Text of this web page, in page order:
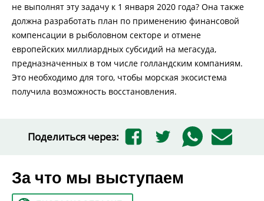
не выполнят эту задачу к 1 января 2020 года? Она также
должна разработать план по применению финансовой
компенсации в рыболовном секторе и отмене
европейских миллиардных субсидий на мегасуда,
предназначенных в том числе голландским компаниям.
Это необходимо для того, чтобы морская экосистема
получила возможность восстановления.
Поделиться через:
За что мы выступаем